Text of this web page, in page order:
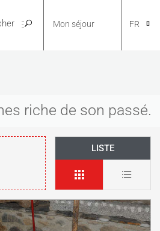
EN
FR
ES
Mon séjour
riche de son passé.
LISTE